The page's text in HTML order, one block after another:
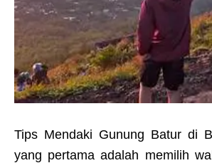
Tips Mendaki Gunung Batur di
yang pertama adalah memilih